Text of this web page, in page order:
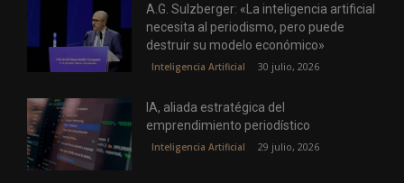
A.G. Sulzberger: «La inteligencia artificial
necesita al periodismo, pero puede
destruir su modelo económico»
Inteligencia Artificial 30 julio, 2026
IA, aliada estratégica del
emprendimiento periodístico
Inteligencia Artificial 29 julio, 2026